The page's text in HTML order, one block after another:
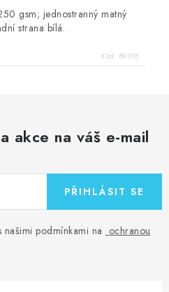
gsm; jednostranný matný
strana bílá.
Kód: 89378
akce na váš e-mail
našimi podmínkami na ochranou
PŘIHLÁSIT SE